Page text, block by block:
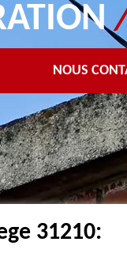
NOUS
31210: